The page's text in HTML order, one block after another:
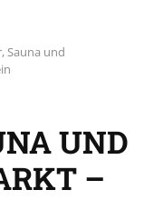
Sauna und
UND
–